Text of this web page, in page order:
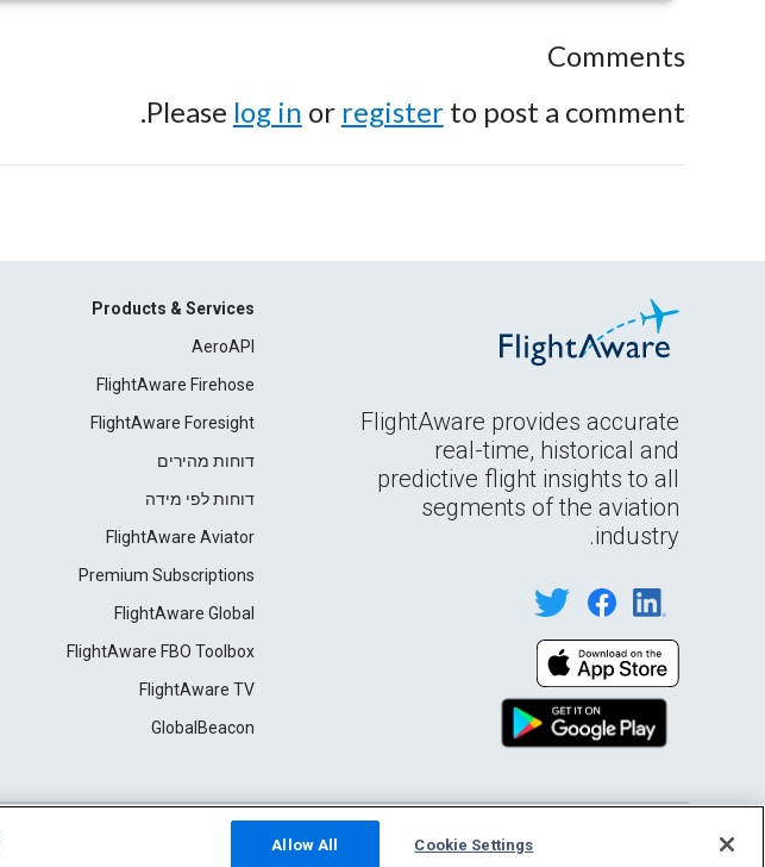
Comments
Please log in or registerto post a comment.
FlightAware provides accurate
real-time, historical and
predictive flight insights to all
segments of the aviation
industry.
Products & Services
AeroAPI
FlightAware Firehose
FlightAware Foresight
דוחות מהירים
דוחות לפי מידה
FlightAware Aviator
Premium Subscriptions
FlightAware Global
FlightAware FBO Toolbox
FlightAware TV
GlobalBeacon
2026 FlightAware
Terms of Use
Privacy Cookie Settings
Allow All